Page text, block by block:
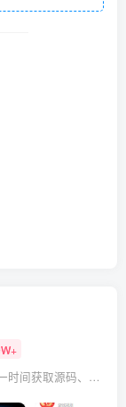
扫一扫关注官方微信公众号，第一时间获取源码、网赚项目资源教程，自媒体等知识干货，让互联网创业赚钱更简单。